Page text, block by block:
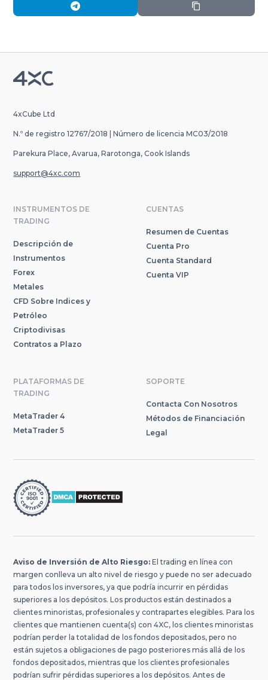
4xCube Ltd
N.º de registro 12767/2018 | Número de licencia MC03/2018
Parekura Place, Avarua, Rarotonga, Cook Islands
support@4xc.com
INSTRUMENTOS DE
TRADING
Descripción de
Instrumentos
Forex
Metales
CFD Sobre Indices y
Petróleo
Criptodivisas
Contratos a Plazo
CUENTAS
Resumen de Cuentas
Cuenta Pro
Cuenta Standard
Cuenta VIP
PLATAFORMAS DE
TRADING
MetaTrader 4
MetaTrader 5
SOPORTE
Contacta Con Nosotros
Métodos de Financiación
Legal
Aviso de Inversión de Alto Riesgo: El trading en línea con
margen conlleva un alto nivel de riesgo y puede no ser adecuado
para todos los inversores, ya que podría incurrir en pérdidas
superiores a los depósitos. Los productos están destinados a
clientes minoristas, profesionales y contrapartes elegibles. Para los
clientes que mantienen cuenta(s) con 4XC, los clientes minoristas
podrían perder la totalidad de los fondos depositados, pero no
están sujetos a obligaciones de pago posteriores más allá de los
fondos depositados, mientras que los clientes profesionales
podrían sufrir pérdidas superiores a los depósitos. Antes de